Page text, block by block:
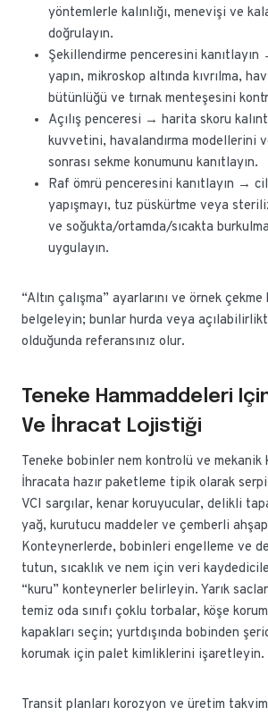
yöntemlerle kalınlığı, menevişi ve
doğrulayın.
Şekillendirme penceresini kanıtlayın
yapın, mikroskop altında kıvrılma,
bütünlüğü ve tırnak menteşesini
Açılış penceresi → harita skoru
kuvvetini, havalandırma modellerini
sonrası sekme konumunu kanıtlayın.
Raf ömrü penceresini kanıtlayın →
yapışmayı, tuz püskürtme veya
ve soğukta/ortamda/sıcakta
uygulayın.
“Altın çalışma” ayarlarını ve örnek
belgeleyin; bunlar hurda veya
olduğunda referansınız olur.
Teneke Hammaddeleri
Ve İhracat Lojistiği
Teneke bobinler nem kontrolü ve mekanik
İhracata hazır paketleme tipik olarak
VCI sargılar, kenar koruyucular, delikli
yağ, kurutucu maddeler ve çemberli
Konteynerlerde, bobinleri engelleme ve
tutun, sıcaklık ve nem için veri
“kuru” konteynerler belirleyin. Yarık
temiz oda sınıfı çoklu torbalar, köşe
kapakları seçin; yurtdışında bobinden
korumak için palet kimliklerini işaretleyin.
Transit planları korozyon ve üretim